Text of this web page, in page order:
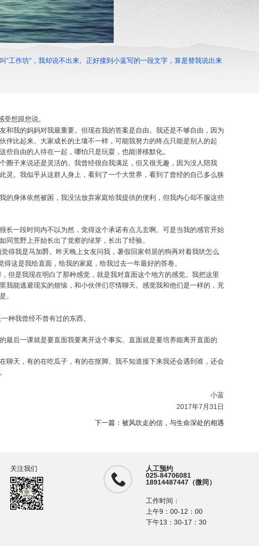
作坊”，我却说不出来。正好接到小蓝写的一段文字，算是替我说出来
想跟您说。
我的妈妈对我最重要。但现在我的答案是自由。我还是不够自由，因为
比起来。大家成长的土壤不一样，可能我努力的终点只能是别人的起
自由的人待在一起，哪怕只是玩耍，也能潜移默化。
子来说还是灵活的。我曾经很自我满足，但又很无趣，因为没人陪我
。我似乎从这群人身上，看到了一个大世界，看到了曾经的自己多么狭
身体依然被困，我没法放弃家庭给我提供的便利，但我内心却不服这些
一段时间内不以为然，觉得这个承诺有点儿玄啊。可是当我的感官开始
荒野上开始长出了觉察的绿芽，长出了经验。
我是马加爵。昨天晚上女友问我，暑假回家邻居的狗再对着我吠怎么
这是我给直面，给我的家庭，给我过去一年最好的答卷。
是我现在明白了那种感觉，就是我对直面这个地方的感觉。我把这里
我能逃避现实的烦恼，和小伙伴们尽情聊天。感觉我和他们是一样的，充
。
我曾经不曾有过的东西。
后一课就是要直面我要离开这个事实。直面就是要培养能离开直面的
天，有的在吃瓜子，有的在抠脚。我不知道接下来我还会遇到谁，还会
小蓝
2017年7月31日
下一篇： 被风吹走的信，与生命深处的相遇
人工预约
025-84706081
18914487447（微同）
工作时间：
上午9：00-12：00
下午13：30-17：30
关注我们